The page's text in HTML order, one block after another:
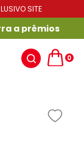
SITE
a prêmios
0